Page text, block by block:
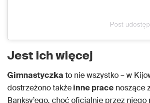
Post
Jest ich więcej
Gimnastyczka to nie wszystko – w
dostrzeżono takżeinne prace noszące
Banksy’ego, choć oficjalnie przez niego